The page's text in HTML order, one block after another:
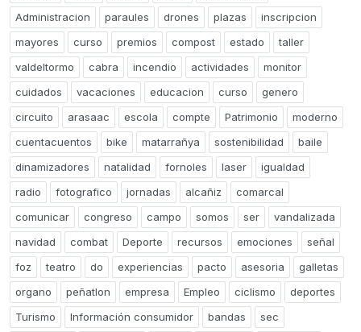
Administracion
paraules drones plazas
inscripcion
mayores
curso premios compost estado
taller
valdeltormo
cabra incendio actividades
monitor
cuidados
vacaciones educacion curso
genero
circuito
arasaac escola compte Patrimonio
moderno
cuentacuentos
bike matarrañya sostenibilidad
baile
dinamizadores
natalidad fornoles laser
igualdad
radio
fotografico jornadas alcañiz
comarcal
comunicar
congreso campo somos ser
vandalizada
navidad
combat Deporte recursos emociones
señal
foz
teatro do experiencias pacto asesoria
galletas
organo
peñatlon empresa Empleo ciclismo
deportes
Turismo
Información consumidor bandas
sec